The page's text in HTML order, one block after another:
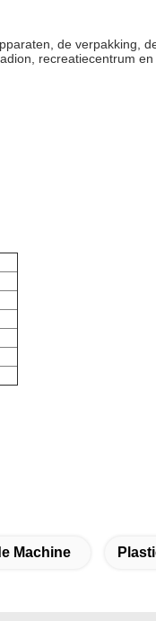
de verpakking,
recreatiecentrum
Machine